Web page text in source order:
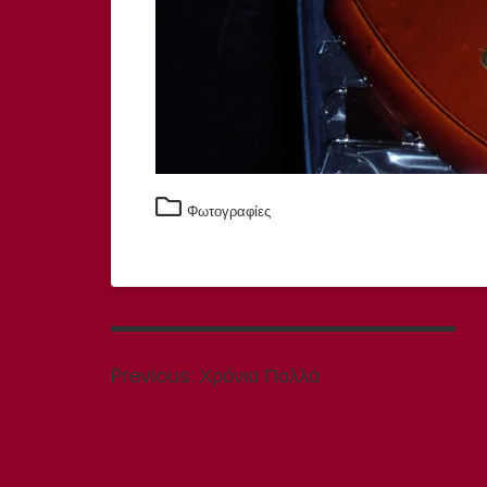
Φωτογραφίες
Πλοήγηση
Previous: Previous
Χρόνια Πολλά